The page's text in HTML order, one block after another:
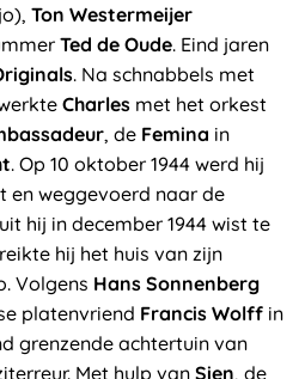
Ton Westermeijer
Ted de Oude. Eind jaren
. Na schnabbels met
Charles met het orkest
, de Femina in
. Op 10 oktober 1944 werd hij
en weggevoerd naar de
hij in december 1944 wist te
hij het huis van zijn
Volgens Hans Sonnenberg
platenvriend Francis Wolff in
grenzende achtertuin van
Met hulp vanSien, de